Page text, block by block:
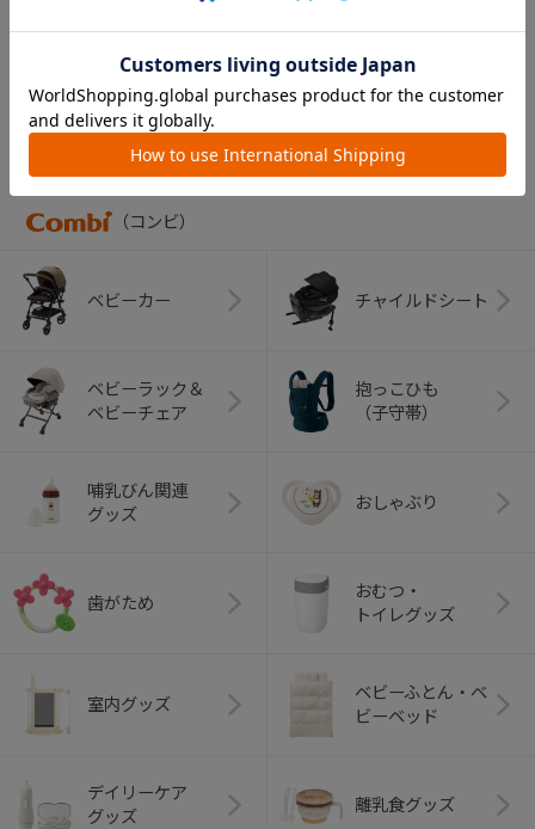
￥11,000
CATEGORY
カテゴリー
（コンビ）
ベビーカー チャイルドシート
ベビーラック＆
ベビーチェア
抱っこひも
（子守帯）
哺乳びん関連
グッズ
おしゃぶり
歯がため
おむつ・
トイレグッズ
室内グッズ
ベビーふとん・ベ
ビーベッド
デイリーケア
グッズ
離乳食グッズ